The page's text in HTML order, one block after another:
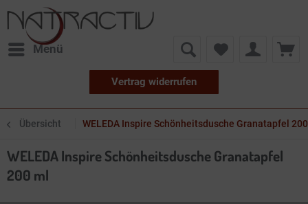
Menü
Vertrag widerrufen
Übersicht WELEDA Inspire Schönheitsdusche Granatapfel
WELEDA Inspire Schönheitsdusche Granatapfel
200 ml